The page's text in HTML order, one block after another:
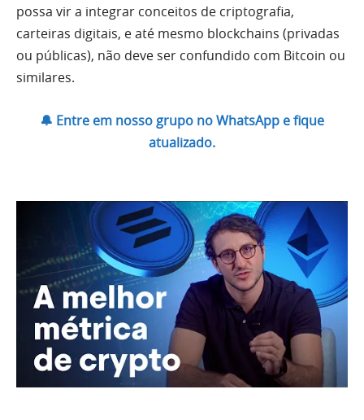
possa vir a integrar conceitos de criptografia,
carteiras digitais, e até mesmo blockchains (privadas
ou públicas), não deve ser confundido com Bitcoin ou
similares.
🔔 Entre em nosso grupo no WhatsApp e fique
atualizado.